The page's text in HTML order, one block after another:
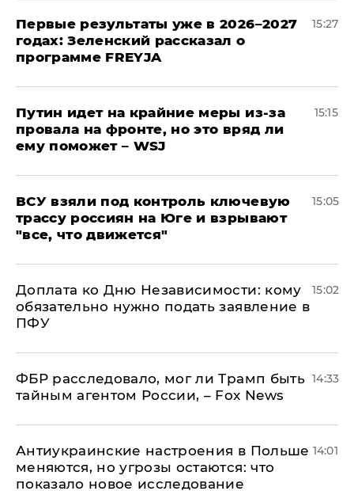
Первые результаты уже в 2026–2027
годах: Зеленский рассказал о
программе FREYJA
15:27
Путин идет на крайние меры из-за
провала на фронте, но это вряд ли
ему поможет – WSJ
15:15
ВСУ взяли под контроль ключевую
трассу россиян на Юге и взрывают
"все, что движется"
15:05
Доплата ко Дню Независимости: кому
обязательно нужно подать заявление в
ПФУ
15:02
ФБР расследовало, мог ли Трамп быть
тайным агентом России, – Fox News
14:33
Антиукраинские настроения в Польше
меняются, но угрозы остаются: что
показало новое исследование
14:01